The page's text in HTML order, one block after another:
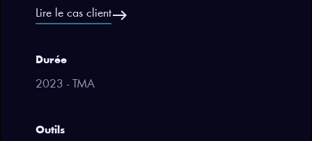
Lire le cas clienteast
Durée
2023 - TMA
Outils